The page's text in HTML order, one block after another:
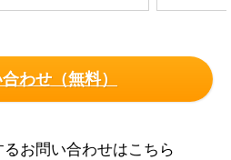
わせ（無料）
お問い合わせはこちら